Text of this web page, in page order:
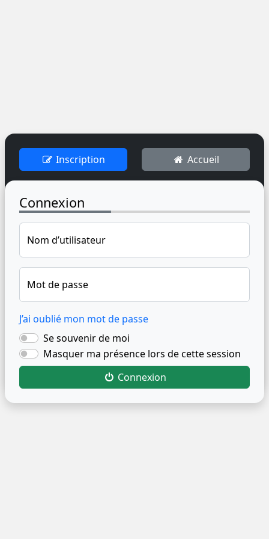
Inscription Accueil
Connexion
Nom d’utilisateur
Mot de passe
J’ai oublié mon mot de passe
Se souvenir de moi
Masquer ma présence lors de cette session
Connexion